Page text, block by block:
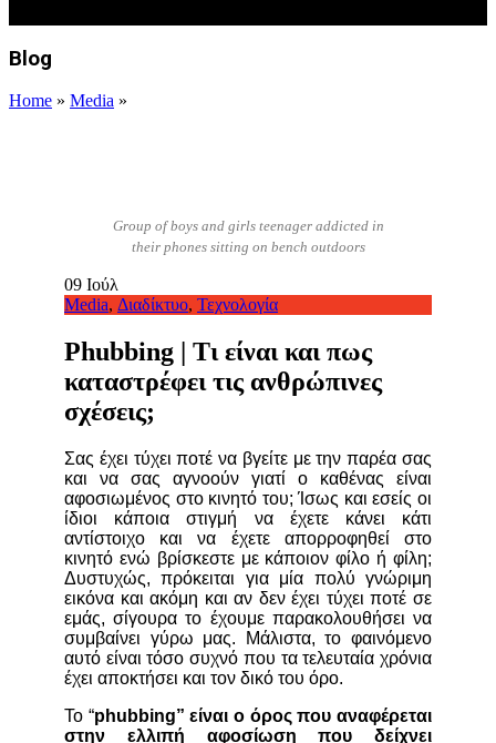
Blog
Home » Media »
Group of boys and girls teenager addicted in
their phones sitting on bench outdoors
09 Ιούλ
Media, Διαδίκτυο, Τεχνολογία
Phubbing | Τι είναι και πως
καταστρέφει τις ανθρώπινες
σχέσεις;
Σας έχει τύχει ποτέ να βγείτε με την παρέα σας
και να σας αγνοούν γιατί ο καθένας είναι
αφοσιωμένος στο κινητό του; Ίσως και εσείς οι
ίδιοι κάποια στιγμή να έχετε κάνει κάτι
αντίστοιχο και να έχετε απορροφηθεί στο
κινητό ενώ βρίσκεστε με κάποιον φίλο ή φίλη;
Δυστυχώς, πρόκειται για μία πολύ γνώριμη
εικόνα και ακόμη και αν δεν έχει τύχει ποτέ σε
εμάς, σίγουρα το έχουμε παρακολουθήσει να
συμβαίνει γύρω μας. Μάλιστα, το φαινόμενο
αυτό είναι τόσο συχνό που τα τελευταία χρόνια
έχει αποκτήσει και τον δικό του όρο.
Το “phubbing” είναι ο όρος που αναφέρεται
στην ελλιπή αφοσίωση που δείχνει